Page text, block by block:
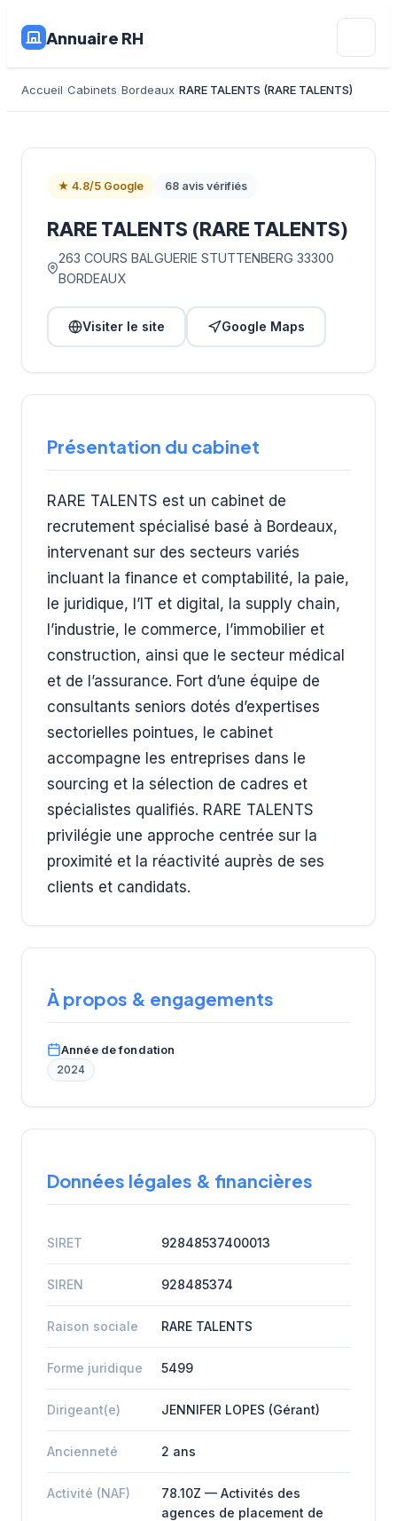
Annuaire RH
Accueil Cabinets Bordeaux RARE TALENTS (RARE TALENTS)
★ 4.8/5 Google 68 avis vérifiés
RARE TALENTS (RARE TALENTS)
263 COURS BALGUERIE STUTTENBERG 33300
BORDEAUX
Visiter le site Google Maps
Présentation du cabinet
RARE TALENTS est un cabinet de
recrutement spécialisé basé à Bordeaux,
intervenant sur des secteurs variés
incluant la finance et comptabilité, la paie,
le juridique, l’IT et digital, la supply chain,
l’industrie, le commerce, l’immobilier et
construction, ainsi que le secteur médical
et de l’assurance. Fort d’une équipe de
consultants seniors dotés d’expertises
sectorielles pointues, le cabinet
accompagne les entreprises dans le
sourcing et la sélection de cadres et
spécialistes qualifiés. RARE TALENTS
privilégie une approche centrée sur la
proximité et la réactivité auprès de ses
clients et candidats.
À propos & engagements
Année de fondation
2024
Données légales & financières
SIRET 92848537400013
SIREN 928485374
Raison sociale RARE TALENTS
Forme juridique 5499
Dirigeant(e) JENNIFER LOPES (Gérant)
Ancienneté 2 ans
Activité (NAF)
78.10Z — Activités des
agences de placement de